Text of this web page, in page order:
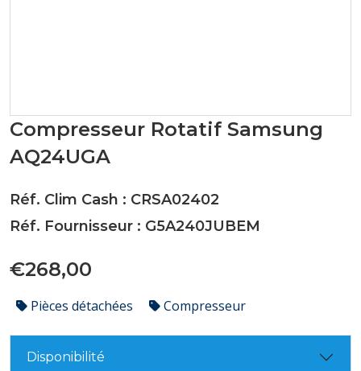
Compresseur Rotatif Samsung
AQ24UGA
Réf. Clim Cash : CRSA02402
Réf. Fournisseur : G5A240JUBEM
€268,00
Pièces détachées Compresseur
Disponibilité